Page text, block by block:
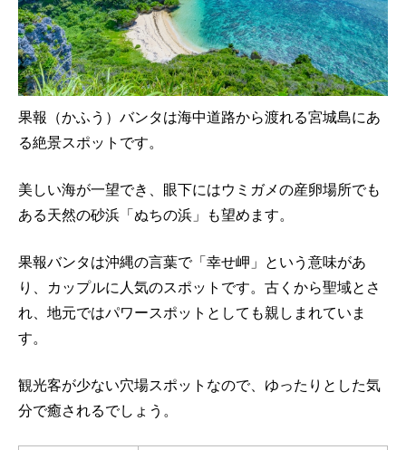
果報（かふう）バンタは海中道路から渡れる宮城島にあ
る絶景スポットです。
美しい海が一望でき、眼下にはウミガメの産卵場所でも
ある天然の砂浜「ぬちの浜」も望めます。
果報バンタは沖縄の言葉で「幸せ岬」という意味があ
り、カップルに人気のスポットです。古くから聖域とさ
れ、地元ではパワースポットとしても親しまれていま
す。
観光客が少ない穴場スポットなので、ゆったりとした気
分で癒されるでしょう。